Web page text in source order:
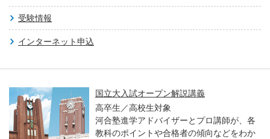
受験情報
インターネット申込
親子で学ぶ！大学入試セミナー ～東大・京
大・医学科編～
高校生／中学生／保護者対象
東大・京大・医学部医学科入試で求められ